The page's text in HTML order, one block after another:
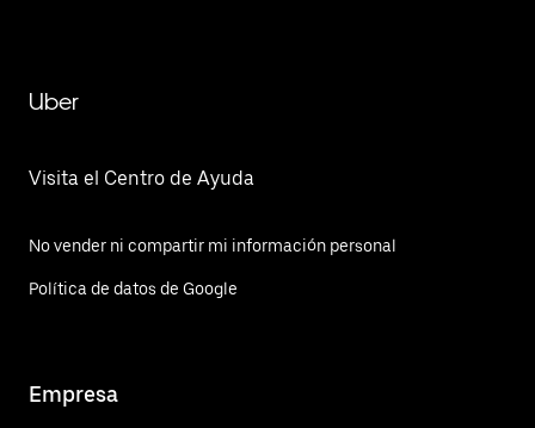
Uber
Visita el Centro de Ayuda
No vender ni compartir mi información personal
Política de datos de Google
Empresa